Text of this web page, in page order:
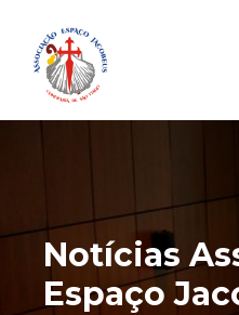
Notícias
Espaço